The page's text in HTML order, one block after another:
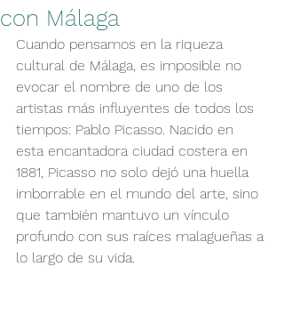
con Málaga
Cuando pensamos en la riqueza
cultural de Málaga, es imposible no
evocar el nombre de uno de los
artistas más influyentes de todos los
tiempos: Pablo Picasso. Nacido en
esta encantadora ciudad costera en
1881, Picasso no solo dejó una huella
imborrable en el mundo del arte, sino
que también mantuvo un vínculo
profundo con sus raíces malagueñas a
lo largo de su vida.